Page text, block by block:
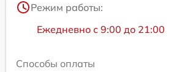
Режим работы:
Ежедневно с 9:00 до 21:00
Способы оплаты